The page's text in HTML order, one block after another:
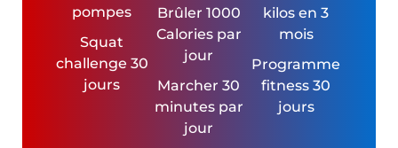
pompes
Squat
challenge 30
jours
Brûler 1000
Calories par
jour
Marcher 30
minutes par
jour
kilos en 3
mois
Programme
fitness 30
jours